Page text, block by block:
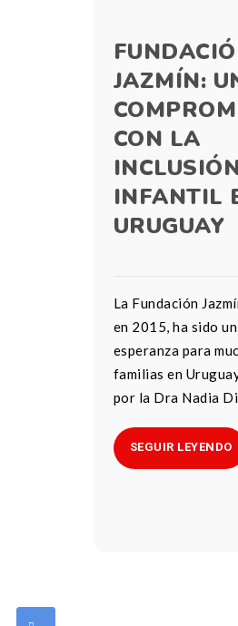
JAZMÍN:
CON LA
INFANTIL
URUGUAY
La Fundación
en 2015, ha sido
esperanza para
familias en
por la Dra Nadia
SEGUIR LEYENDO